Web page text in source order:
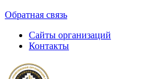
Обратная связь
Сайты организаций
Контакты